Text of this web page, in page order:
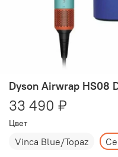
Dyson Airwrap HS08
33 490 ₽
Цвет
Vinca Blue/Topaz